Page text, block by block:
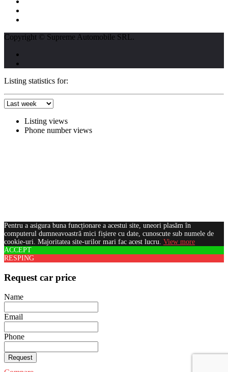
Copyright © Supreme Automobile SRL.
Listing statistics for:
Listing views
Phone number views
Pentru a asigura buna funcționare a acestui site, uneori plasăm în
computerul dumneavoastră mici fișiere cu date, cunoscute sub numele de
cookie-uri. Majoritatea site-urilor mari fac acest lucru. View more
ACCEPT
RESPING
Request car price
Name
Email
Phone
Request